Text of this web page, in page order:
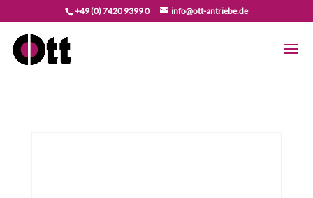
+49 (0) 7420 9399 0 info@ott-antriebe.de